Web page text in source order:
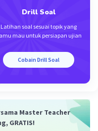
C.
Balas
Drill Soal
Latihan soal sesuai topik yang
mau untuk persiapan ujian
Cobain Drill Soal
Master Teacher
GRATIS!